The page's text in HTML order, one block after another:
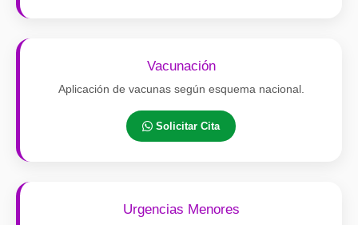
Vacunación
Aplicación de vacunas según esquema nacional.
Solicitar Cita
Urgencias Menores